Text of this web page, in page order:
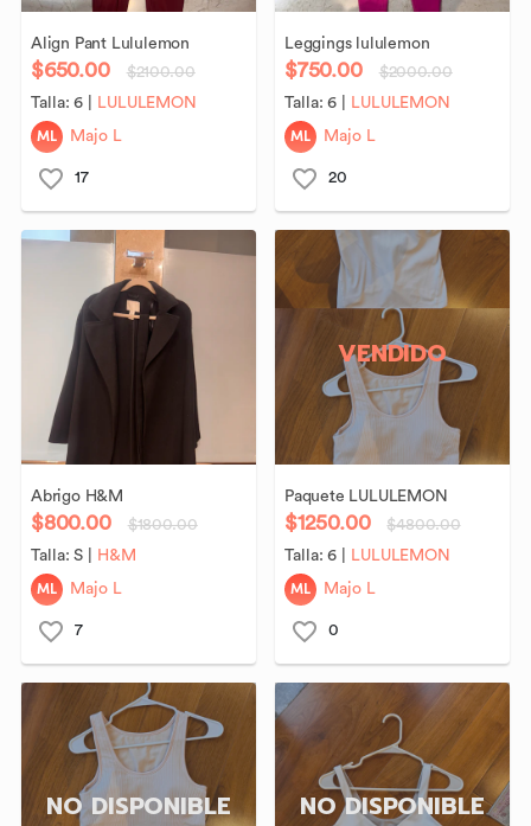
Align Pant Lululemon
$650.00
$2100.00
Talla:6 LULULEMON
ML Majo L
17
Leggings lululemon
$750.00
$2000.00
Talla:6 LULULEMON
ML Majo L
20
Abrigo H&M
$800.00
$1800.00
Talla:S H&M
ML Majo L
7
VENDIDO
Paquete LULULEMON
$1250.00
$4800.00
Talla:6 LULULEMON
ML Majo L
0
NO DISPONIBLE NO DISPONIBLE